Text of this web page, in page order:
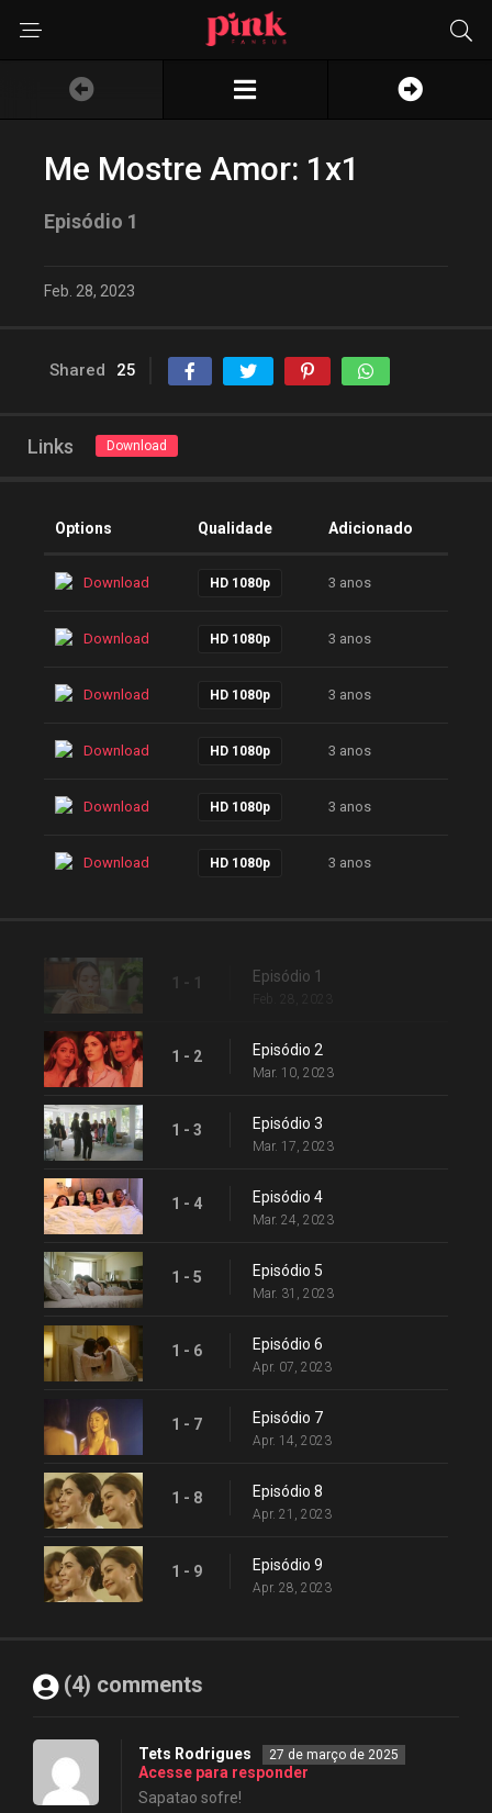
Me Mostre Amor: 1x1
Episódio 1
Feb. 28, 2023
Shared 25
Links Download
Options Qualidade Adicionado
Download HD 1080p 3 anos
Download HD 1080p 3 anos
Download HD 1080p 3 anos
Download HD 1080p 3 anos
Download HD 1080p 3 anos
Download HD 1080p 3 anos
1 - 1 Episódio 1
1 - 2 Episódio 2
Mar. 10, 2023
1 - 3 Episódio 3
Mar. 17, 2023
1 - 4 Episódio 4
Mar. 24, 2023
1 - 5 Episódio 5
Mar. 31, 2023
1 - 6 Episódio 6
Apr. 07, 2023
1 - 7 Episódio 7
Apr. 14, 2023
1 - 8 Episódio 8
Apr. 21, 2023
1 - 9 Episódio 9
Apr. 28, 2023
(4) comments
Tets Rodrigues 27 de março de 2025
Acesse para responder
Sapatao sofre!